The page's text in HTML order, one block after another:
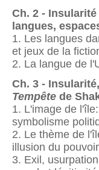
Ch. 2 -
langues,
1. Les langues
et jeux de la
2. La langue de
Ch. 3 -
Tempête de
1. L'image de
symbolisme
2. Le thème de
illusion du pouvoir
3. Exil,